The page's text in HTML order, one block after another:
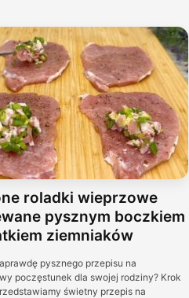
roladki wieprzowe
pysznym boczkiem
ziemniaków
pysznego przepisu na
poczęstunek dla swojej rodziny? Krok
świetny przepis na